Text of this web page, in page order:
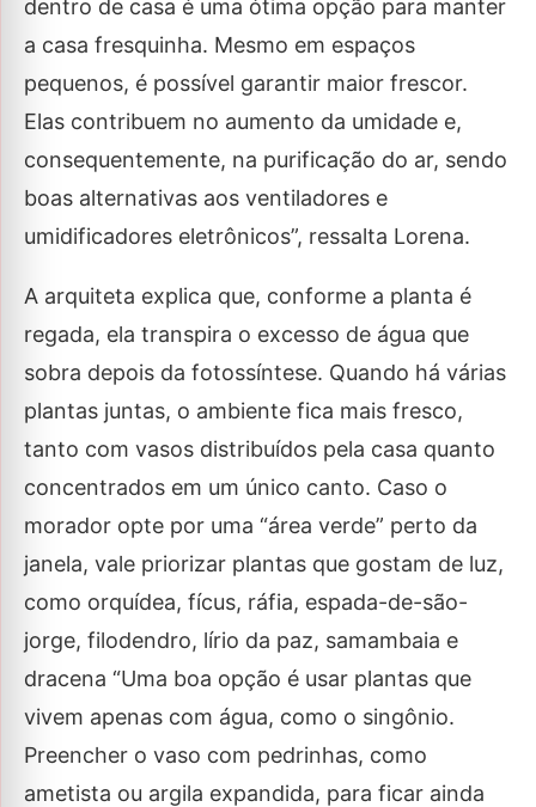
dentro de casa é uma ótima opção para manter
a casa fresquinha. Mesmo em espaços
pequenos, é possível garantir maior frescor.
Elas contribuem no aumento da umidade e,
consequentemente, na purificação do ar, sendo
boas alternativas aos ventiladores e
umidificadores eletrônicos”, ressalta Lorena.
A arquiteta explica que, conforme a planta é
regada, ela transpira o excesso de água que
sobra depois da fotossíntese. Quando há várias
plantas juntas, o ambiente fica mais fresco,
tanto com vasos distribuídos pela casa quanto
concentrados em um único canto. Caso o
morador opte por uma “área verde” perto da
janela, vale priorizar plantas que gostam de luz,
como orquídea, fícus, ráfia, espada-de-são-
jorge, filodendro, lírio da paz, samambaia e
dracena “Uma boa opção é usar plantas que
vivem apenas com água, como o singônio.
Preencher o vaso com pedrinhas, como
ametista ou argila expandida, para ficar ainda